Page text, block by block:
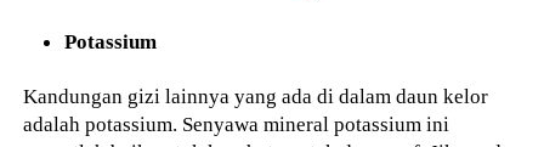
Potassium
Kandungan gizi lainnya yang ada di dalam daun kelor
adalah potassium. Senyawa mineral potassium ini